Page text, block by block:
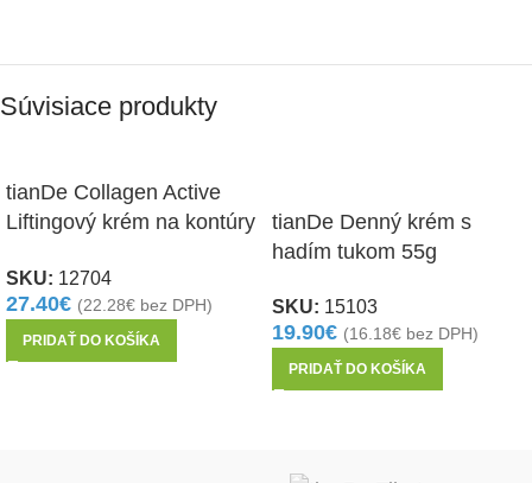
Súvisiace produkty
tianDe Collagen Active
Liftingový krém na kontúry
SKU: 12704
27.40€ (22.28€ bez DPH)
PRIDAŤ DO KOŠÍKA
tianDe Denný krém s
hadím tukom 55g
SKU: 15103
19.90€ (16.18€ bez DPH)
PRIDAŤ DO KOŠÍKA